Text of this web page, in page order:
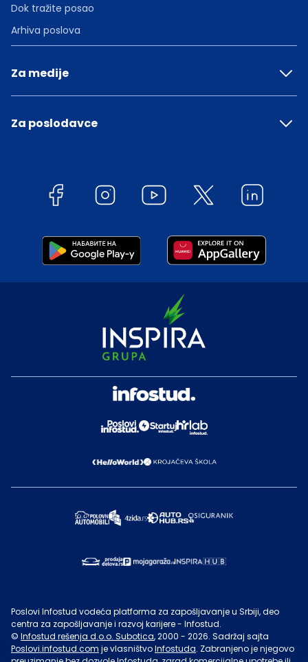
Dok tražite posao
Arhiva poslova
Za medije
Za poslodavce
Poslovi Infostud vodeća platforma za zapošljavanje u Srbiji, deo
centra za zapošljavanje i razvoj karijere - Infostud.
© Infostud rešenja d.o.o. Subotica, 2000 - 2026. Sadržaj sajta
Poslovi.infostud.com je vlasništvoInfostuda. Zabranjeno je njegovo